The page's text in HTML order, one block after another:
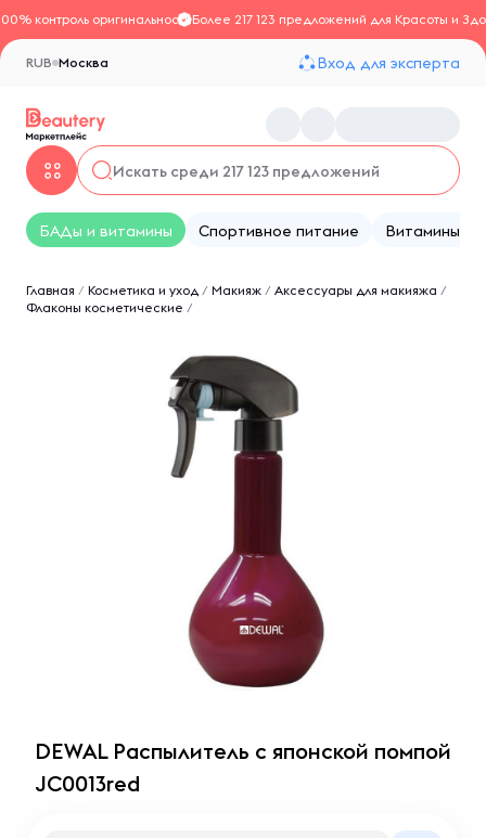
контроль оригинальностиБолее 217 123 предложений для Красоты и
Москва
RUB Вход для эксперта
БАДы и витамины Спортивное питание Витамины
Главная / Косметика и уход / Макияж / Аксессуары для макияжа /
Флаконы косметические /
DEWAL Распылитель с японской помпой
JC0013red